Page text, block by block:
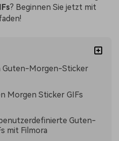
? Beginnen Sie jetzt mit
Guten-Morgen-Sticker
Morgen Sticker GIFs
Guten-
mit Filmora